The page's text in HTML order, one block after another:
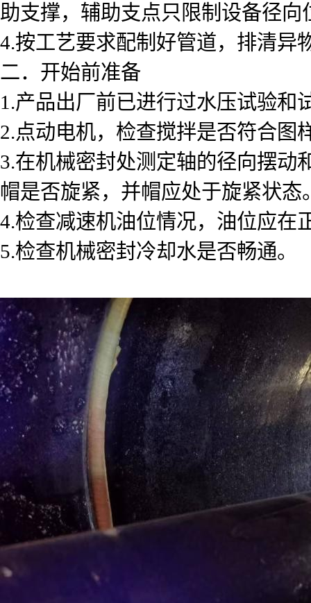
助支撑，辅助支点只限制设备径
4.按工艺要求配制好管道，排清异
二．开始前准备
1.产品出厂前已进行过水压试验和
2.点动电机，检查搅拌是否符合图
3.在机械密封处测定轴的径向摆动
帽是否旋紧，并帽应处于旋紧状态
4.检查减速机油位情况，油位应在
5.检查机械密封冷却水是否畅通。